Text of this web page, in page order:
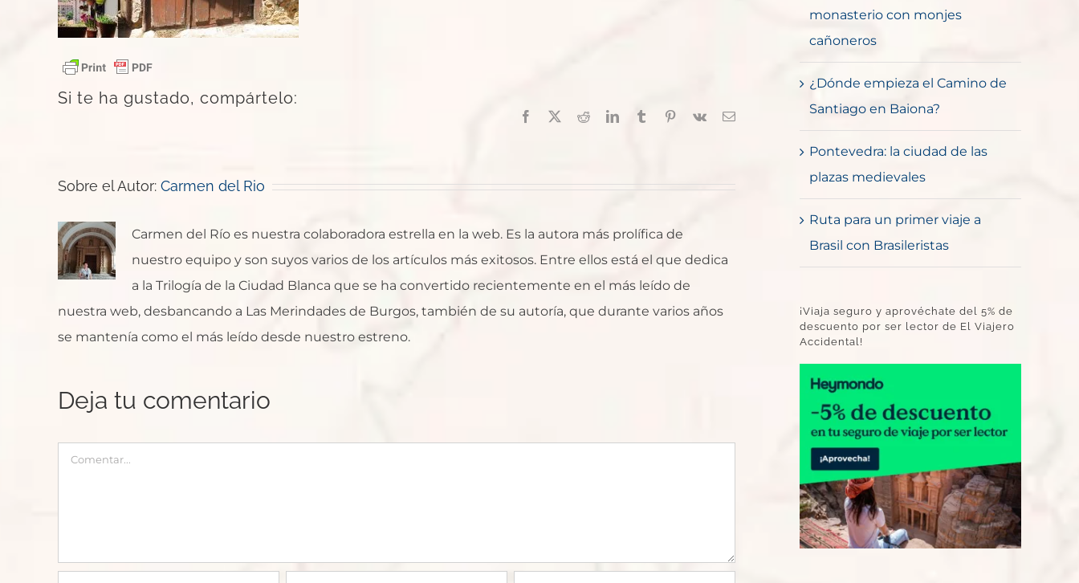
Si te ha gustado, compártelo:
Facebook RedditLinkedInTumblr Pinterest
Vk
Correo
Sobre el Autor: Carmen del Rio
Carmen del Río es nuestra colaboradora estrella en la web. Es la autora más prolífica de
nuestro equipo y son suyos varios de los artículos más exitosos. Entre ellos está el que dedica
a la Trilogía de la Ciudad Blanca que se ha convertido recientemente en el más leído de
nuestra web, desbancando a Las Merindades de Burgos, también de su autoría, que durante varios años
se mantenía como el más leído desde nuestro estreno.
Deja tu comentario
Comentar
monasterio con monjes
cañoneros
¿Dónde empieza el Camino de
Santiago en Baiona?
Pontevedra: la ciudad de las
plazas medievales
Ruta para un primer viaje a
Brasil con Brasileristas
¡Viaja seguro y aprovéchate del 5% de
descuento por ser lector de El Viajero
Accidental!